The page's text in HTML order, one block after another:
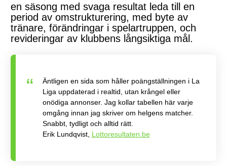
en säsong med svaga resultat leda till en
period av omstrukturering, med byte av
tränare, förändringar i spelartruppen, och
revideringar av klubbens långsiktiga mål.
Äntligen en sida som håller poängställningen i La
Liga uppdaterad i realtid, utan krångel eller
onödiga annonser. Jag kollar tabellen här varje
omgång innan jag skriver om helgens matcher.
Snabbt, tydligt och alltid rätt.
Erik Lundqvist, Lottoresultaten.be